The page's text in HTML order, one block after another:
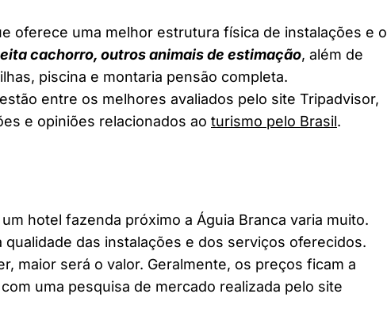
oferece uma melhor estrutura física de instalações e o
cachorro, outros animais de estimação, além de
piscina e montaria pensão completa.
entre os melhores avaliados pelo site Tripadvisor,
e opiniões relacionados ao turismo pelo Brasil.
hotel fazenda próximo a Águia Branca varia muito.
das instalações e dos serviços oferecidos.
maior será o valor. Geralmente, os preços ficam a
uma pesquisa de mercado realizada pelo site